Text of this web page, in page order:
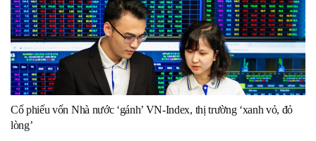
Cổ phiếu vốn Nhà nước ‘gánh’ VN-Index, thị trường ‘xanh vỏ, đỏ
lòng’